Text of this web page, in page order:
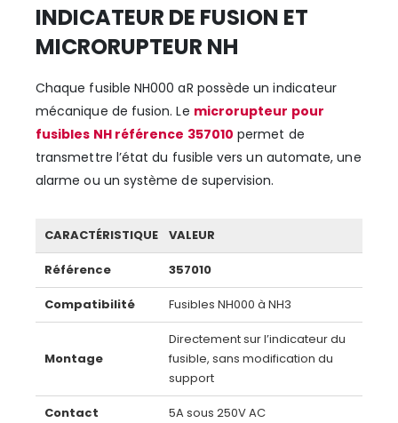
INDICATEUR DE FUSION ET
MICRORUPTEUR NH
Chaque fusible NH000 aR possède un indicateur
mécanique de fusion. Le microrupteur pour
fusibles NH référence 357010 permet de
transmettre l’état du fusible vers un automate, une
alarme ou un système de supervision.
CARACTÉRISTIQUE VALEUR
Référence 357010
Compatibilité Fusibles NH000 à NH3
Montage
Directement sur l’indicateur du
fusible, sans modification du
support
Contact 5A sous 250V AC